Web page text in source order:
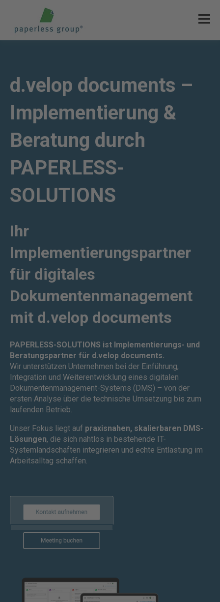
d.velop documents –
Implementierung &
Beratung durch
PAPERLESS-
SOLUTIONS
Ihr
Implementierungspartner
für digitales
Dokumentenmanagement
mit d.velop documents
PAPERLESS-SOLUTIONS ist Implementierungs- und
Beratungspartner für d.velop documents.
Wir unterstützen Unternehmen bei der Einführung,
Integration und Weiterentwicklung eines digitalen
Dokumentenmanagement-Systems (DMS) – von der
ersten Analyse über die technische Umsetzung bis zum
laufenden Betrieb.
Unser Fokus liegt auf praxisnahen, skalierbaren DMS-
Lösungen, die sich nahtlos in bestehende IT-
Systemlandschaften integrieren und echte Entlastung im
Arbeitsalltag schaffen.